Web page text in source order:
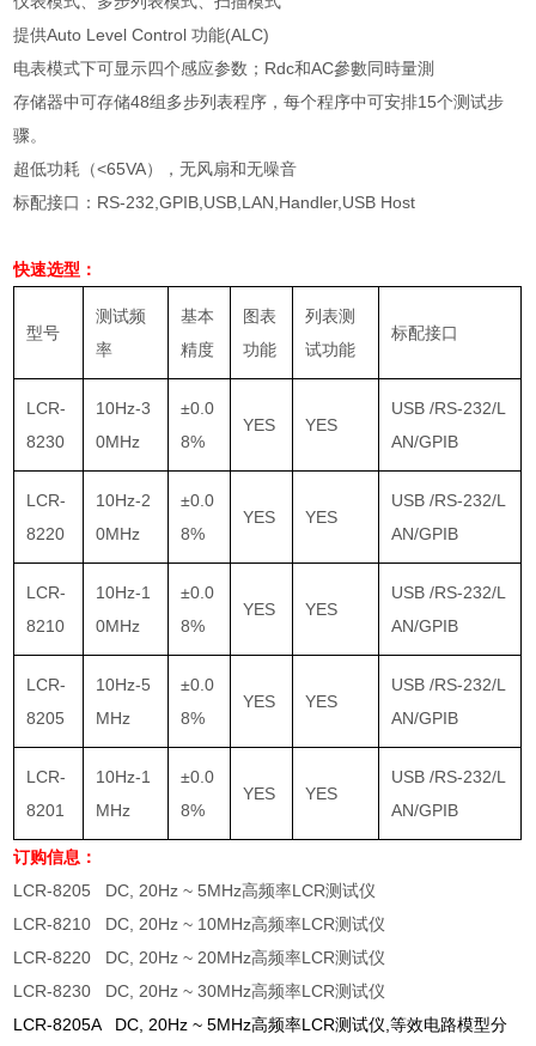
提供Auto Level Control 功能(ALC)
电表模式下可显示四个感应参数；Rdc和AC參數同時量測
存储器中可存储48组多步列表程序，每个程序中可安排15个测试步
骤。
超低功耗（<65VA），无风扇和无噪音
标配接口：RS-232,GPIB,USB,LAN,Handler,USB Host
快速选型：
型号
测试频
率
基本
精度
图表
功能
列表测
试功能
标配接口
LCR-
8230
10Hz-3
0MHz
±0.0
8%
YES YES
USB /RS-232/L
AN/GPIB
LCR-
8220
10Hz-2
0MHz
±0.0
8%
YES YES
USB /RS-232/L
AN/GPIB
LCR-
8210
10Hz-1
0MHz
±0.0
8%
YES YES
USB /RS-232/L
AN/GPIB
LCR-
8205
10Hz-5
MHz
±0.0
8%
YES YES
USB /RS-232/L
AN/GPIB
LCR-
8201
10Hz-1
MHz
±0.0
8%
YES YES
USB /RS-232/L
AN/GPIB
订购信息：
LCR-8205 DC, 20Hz ~ 5MHz高频率LCR测试仪
LCR-8210 DC, 20Hz ~ 10MHz高频率LCR测试仪
LCR-8220 DC, 20Hz ~ 20MHz高频率LCR测试仪
LCR-8230 DC, 20Hz ~ 30MHz高频率LCR测试仪
LCR-8205A DC, 20Hz ~ 5MHz高频率LCR测试仪,等效电路模型分